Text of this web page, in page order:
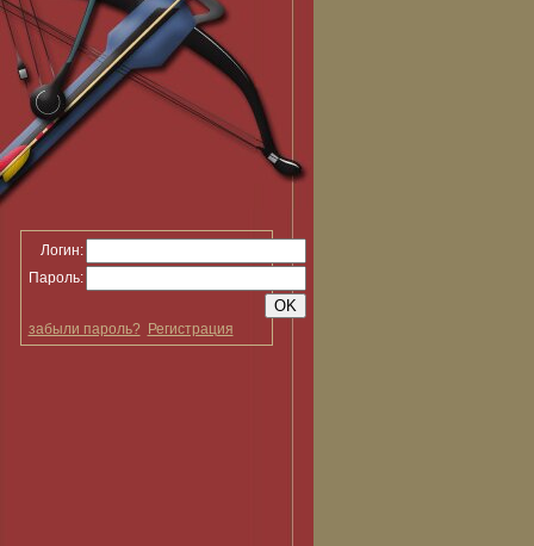
Логин:
Пароль:
забыли пароль? Регистрация